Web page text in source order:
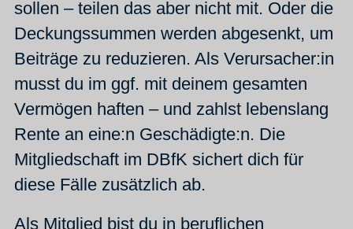
sollen – teilen das aber nicht mit. Oder die
Deckungssummen werden abgesenkt, um
Beiträge zu reduzieren. Als Verursacher:in
musst du im ggf. mit deinem gesamten
Vermögen haften – und zahlst lebenslang
Rente an eine:n Geschädigte:n. Die
Mitgliedschaft im DBfK sichert dich für
diese Fälle zusätzlich ab.
Als Mitglied bist du in beruflichen